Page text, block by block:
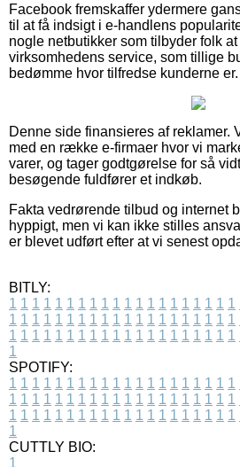
Facebook fremskaffer ydermere
til at få indsigt i e-handlens
nogle netbutikker som tilbyder folk
virksomhedens service, som tillige
bedømme hvor tilfredse kunderne er.
Denne side finansieres af reklamer.
med en række e-firmaer hvor vi
varer, og tager godtgørelse for så
besøgende fuldfører et indkøb.
Fakta vedrørende tilbud og internet
hyppigt, men vi kan ikke stilles
er blevet udført efter at vi senest
BITLY:
1 1 1 1 1 1 1 1 1 1 1 1 1 1 1 1 1 1 1 1
1 1 1 1 1 1 1 1 1 1 1 1 1 1 1 1 1 1 1 1
1 1 1 1 1 1 1 1 1 1 1 1 1 1 1 1 1 1 1 1
1
SPOTIFY:
1 1 1 1 1 1 1 1 1 1 1 1 1 1 1 1 1 1 1 1
1 1 1 1 1 1 1 1 1 1 1 1 1 1 1 1 1 1 1 1
1 1 1 1 1 1 1 1 1 1 1 1 1 1 1 1 1 1 1 1
1
CUTTLY BIO:
1